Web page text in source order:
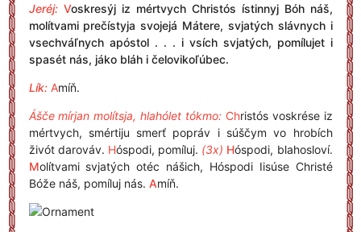
Jeréj: Voskresýj iz mértvych Christós ístinnyj Bóh náš,
molítvami prečístyja svojejá Mátere, svjatých slávnych i
vsechváľnych apóstol . . . i vsích svjatých, pomílujet i
spasét nás, jáko bláh i čelovikoľúbec.
Lík: Amíň.
Ášče mírjan molítsja, hlahólet tókmo: Christós voskrése iz
mértvych, smértiju smerť popráv i súščym vo hrobích
živót darováv. Hóspodi, pomíluj. (3x) Hóspodi, blahosloví.
Molítvami svjatých otéc nášich, Hóspodi Iisúse Christé
Bóže náš, pomíluj nás. Amíň.